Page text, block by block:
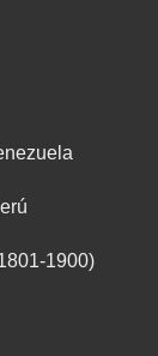
1900)